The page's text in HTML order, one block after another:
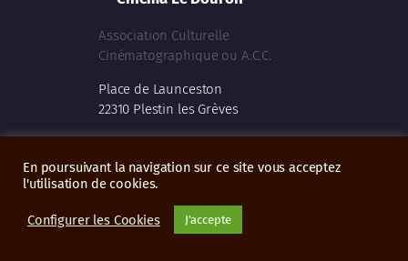
Association Culturelle
Cinématographique ou A.C.C.
Place de Launceston
22310 Plestin les Grèves
www.cinema-ledouron.fr
Facebook
Instagram
En poursuivant la navigation sur ce site vous acceptez
l'utilisation de cookies.
Configurer les Cookies J'accepte